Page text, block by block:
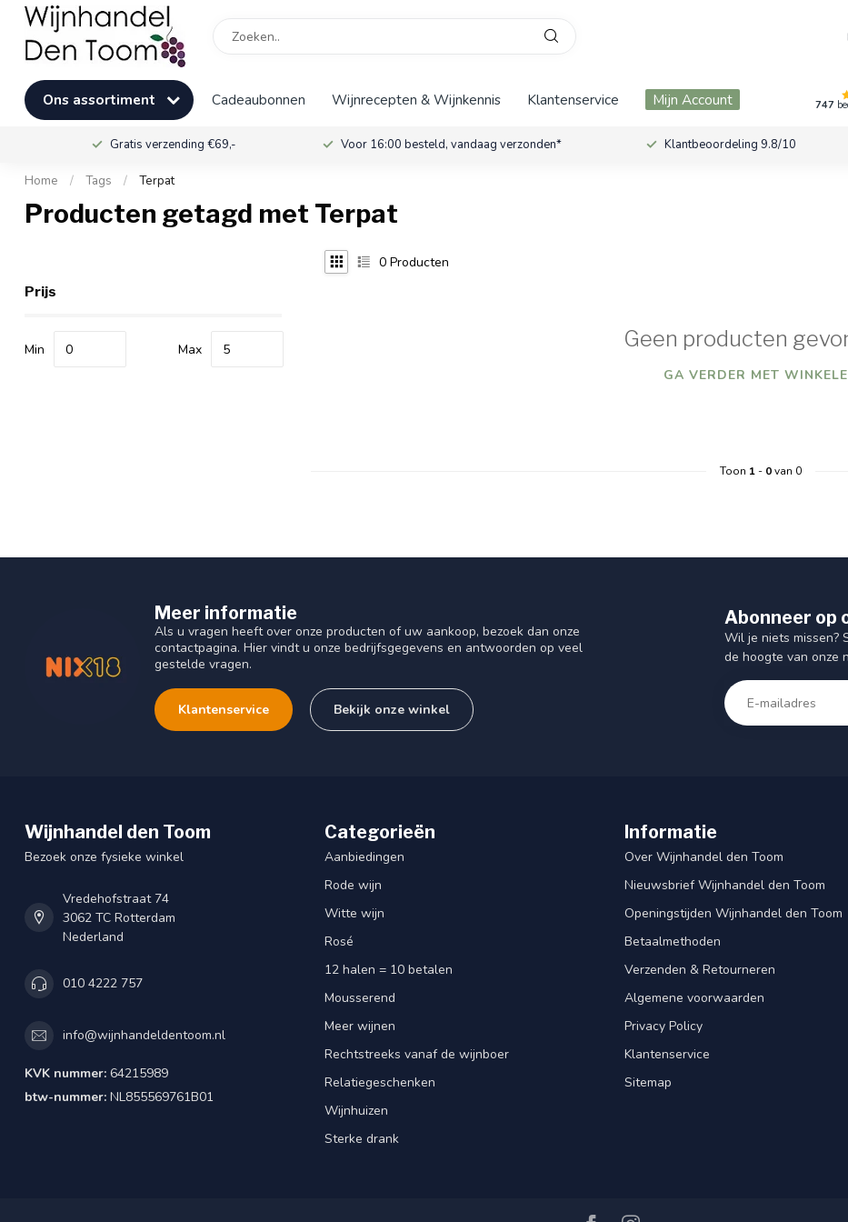
Ons assortiment Cadeaubonnen Wijnrecepten & Wijnkennis Klantenservice Mijn Account 747
Gratis verzending €69,- Voor 16:00 besteld, vandaag verzonden* Klantbeoordeling 9.8/10
Home / Tags / Terpat
Producten getagd met Terpat
Prijs
Min Max
0 Producten
Geen producten
GA VERDER MET
Toon 1- 0van 0
Meer informatie
Als u vragen heeft over onze producten of uw aankoop, bezoek dan onze
contactpagina. Hier vindt u onze bedrijfsgegevens en antwoorden op veel
gestelde vragen.
Klantenservice Bekijk onze winkel
Abonneer op
Wil je niets missen?
de hoogte van onze
Wijnhandel den Toom
Bezoek onze fysieke winkel
Vredehofstraat 74
3062 TC Rotterdam
Nederland
010 4222 757
info@wijnhandeldentoom.nl
KVK nummer: 64215989
btw-nummer: NL855569761B01
Categorieën
Aanbiedingen
Rode wijn
Witte wijn
Rosé
12 halen = 10 betalen
Mousserend
Meer wijnen
Rechtstreeks vanaf de wijnboer
Relatiegeschenken
Wijnhuizen
Sterke drank
Informatie
Over Wijnhandel den Toom
Nieuwsbrief Wijnhandel den Toom
Openingstijden Wijnhandel den Toom
Betaalmethoden
Verzenden & Retourneren
Algemene voorwaarden
Privacy Policy
Klantenservice
Sitemap